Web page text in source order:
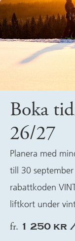
Boka
26/27
Planera med
till 30
rabattkoden
liftkort under
fr. 1 250 kr